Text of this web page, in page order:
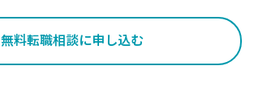
無料転職相談に申し込む